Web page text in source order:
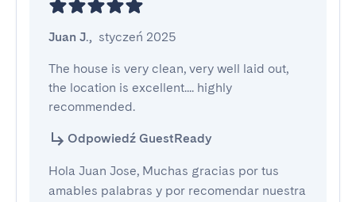
Juan J., styczeń 2025
The house is very clean, very well laid out,
the location is excellent.... highly
recommended.
Odpowiedź GuestReady
Hola Juan Jose, Muchas gracias por tus
amables palabras y por recomendar nuestra